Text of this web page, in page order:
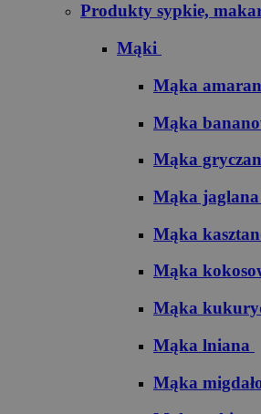
Produkty sypkie,
Mąki
Mąka
Mąka
Mąka
Mąka jaglana
Mąka
Mąka
Mąka
Mąka lniana
Mąka